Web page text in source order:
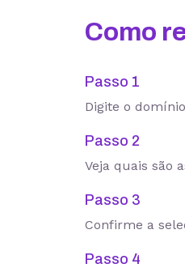
Como
Passo 1
Digite o
Passo 2
Veja quais são
Passo 3
Confirme a
Passo 4